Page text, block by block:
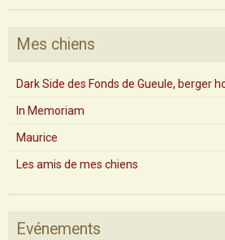
Mes chiens
Dark Side des Fonds de Gueule, berger
In Memoriam
Maurice
Les amis de mes chiens
Evénements